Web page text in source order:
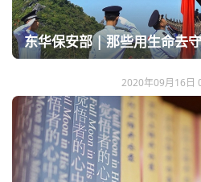
东华保安部 | 那些用生命去
2020年09月16日